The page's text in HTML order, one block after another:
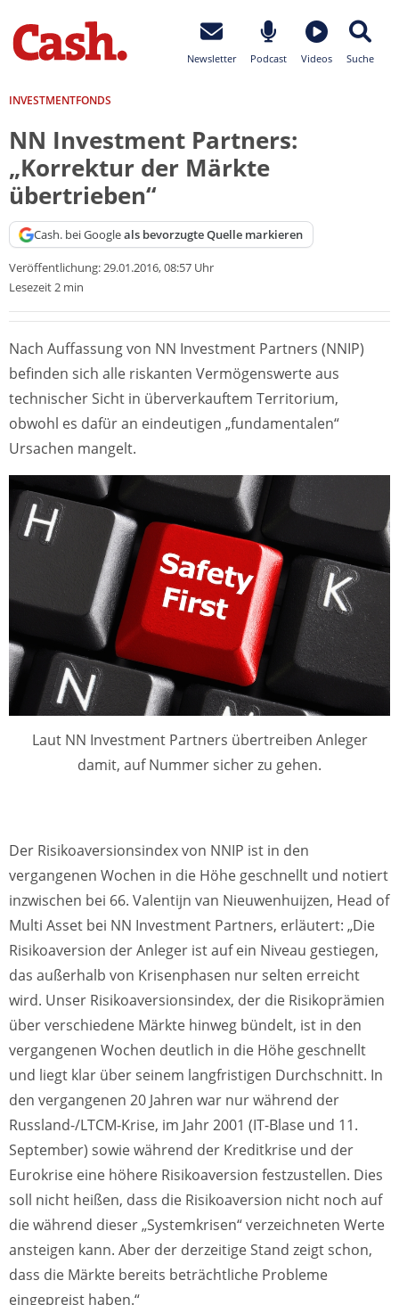
Newsletter Podcast Videos Suche
INVESTMENTFONDS
NN Investment Partners:
„Korrektur der Märkte
übertrieben“
Cash. bei Googleals bevorzugte Quelle markieren
Veröffentlichung:29.01.2016, 08:57 Uhr
Lesezeit 2 min
Nach Auffassung von NN Investment Partners (NNIP)
befinden sich alle riskanten Vermögenswerte aus
technischer Sicht in überverkauftem Territorium,
obwohl es dafür an eindeutigen „fundamentalen“
Ursachen mangelt.
Laut NN Investment Partners übertreiben Anleger
damit, auf Nummer sicher zu gehen.
Der Risikoaversionsindex von NNIP ist in den
vergangenen Wochen in die Höhe geschnellt und notiert
inzwischen bei 66. Valentijn van Nieuwenhuijzen, Head of
Multi Asset bei NN Investment Partners, erläutert: „Die
Risikoaversion der Anleger ist auf ein Niveau gestiegen,
das außerhalb von Krisenphasen nur selten erreicht
wird. Unser Risikoaversionsindex, der die Risikoprämien
über verschiedene Märkte hinweg bündelt, ist in den
vergangenen Wochen deutlich in die Höhe geschnellt
und liegt klar über seinem langfristigen Durchschnitt. In
den vergangenen 20 Jahren war nur während der
Russland-/LTCM-Krise, im Jahr 2001 (IT-Blase und 11.
September) sowie während der Kreditkrise und der
Eurokrise eine höhere Risikoaversion festzustellen. Dies
soll nicht heißen, dass die Risikoaversion nicht noch auf
die während dieser „Systemkrisen“ verzeichneten Werte
ansteigen kann. Aber der derzeitige Stand zeigt schon,
dass die Märkte bereits beträchtliche Probleme
eingepreist haben.“